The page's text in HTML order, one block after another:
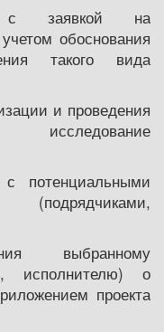
с заявкой на
обоснования
такого вида
и проведения
исследование
с потенциальными
выбранному
исполнителю) о
проекта